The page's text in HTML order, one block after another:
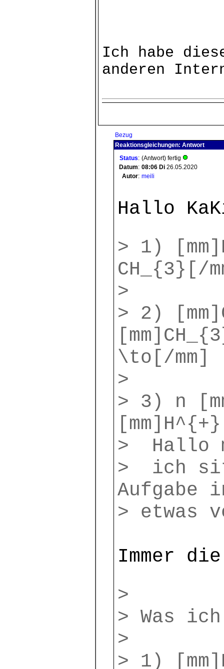
Ich habe
anderen
Bezug
Reaktionsgleichungen: Antwort
Status: (Antwort) fertig
Datum: 08:06 Di 26.05.2020
Autor: meili
Hallo
> 1)
CH_{3}[/
>
> 2)
\to[/mm]
>
> 3) n
> Hallo
> ich
Aufgabe
> etwas
Immer
>
> Was
>
> 1)